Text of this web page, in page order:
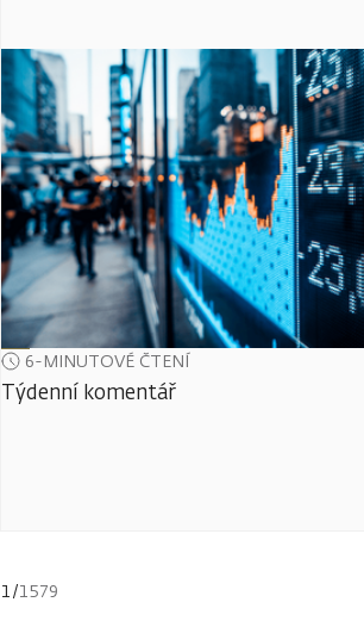
6-MINUTOVÉ ČTENÍ
Týdenní komentář
1/1579